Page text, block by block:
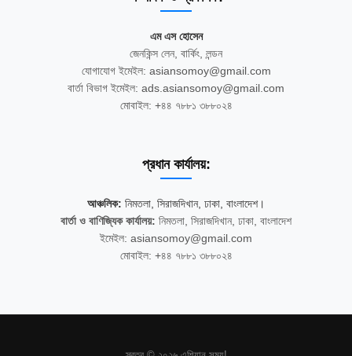
এম এস হোসেন
জেনকিন্স লেন, বার্কিং, লন্ডন
যোগাযোগ ইমেইল: asiansomoy@gmail.com
বার্তা বিভাগ ইমেইল: ads.asiansomoy@gmail.com
মোবাইল: +৪৪ ৭৮৮১ ৩৮৮০২৪
প্রধান কার্যালয়:
আঞ্চলিক: নিমতলা, সিরাজদিখান, ঢাকা, বাংলাদেশ।
বার্তা ও বাণিজ্যিক কার্যালয়: নিমতলা, সিরাজদিখান, ঢাকা, বাংলাদেশ
ইমেইল: asiansomoy@gmail.com
মোবাইল: +৪৪ ৭৮৮১ ৩৮৮০২৪